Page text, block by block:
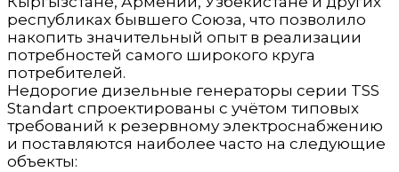
республиках бывшего Союза, что позволило
накопить значительный опыт в реализации
потребностей самого широкого круга
потребителей.
Недорогие дизельные генераторы серии TSS
Standart спроектированы с учётом типовых
требований к резервному электроснабжению
и поставляются наиболее часто на следующие
объекты: